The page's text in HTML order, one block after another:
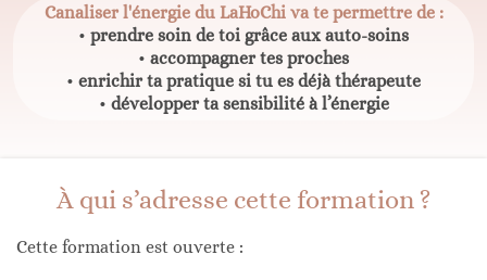
Canaliser l'énergie du LaHoChi va te permettre de :
• prendre soin de toi grâce aux auto-soins
• accompagner tes proches
• enrichir ta pratique si tu es déjà thérapeute
• développer ta sensibilité à l’énergie
À qui s’adresse cette formation ?
Cette formation est ouverte :